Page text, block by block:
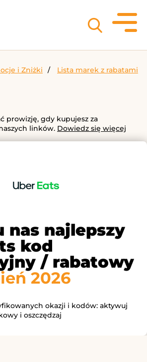
i Zniżki
Lista marek z rabatami
prowizję, gdy kupujesz za
linków. Dowiedz się więcej
nas najlepszy
kod
/ rabatowy
2026
okazji i kodów: aktywuj
i oszczędzaj